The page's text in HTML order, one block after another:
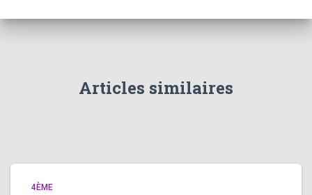
Articles similaires
4ÈME